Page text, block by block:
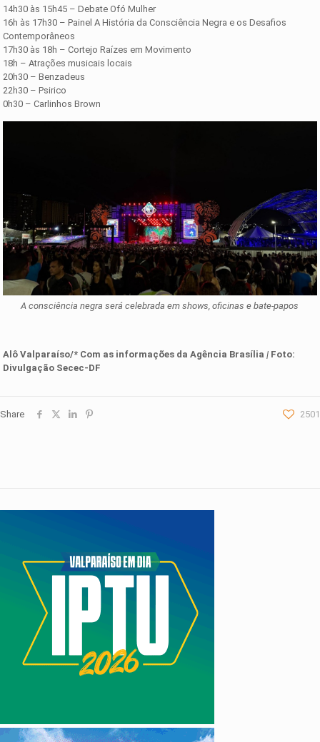
14h30 às 15h45 – Debate Ofó Mulher
16h às 17h30 – Painel A História da Consciência Negra e os Desafios
Contemporâneos
17h30 às 18h – Cortejo Raízes em Movimento
18h – Atrações musicais locais
20h30 – Benzadeus
22h30 – Psirico
0h30 – Carlinhos Brown
A consciência negra será celebrada em shows, oficinas e bate-papos
Alô Valparaíso/* Com as informações d aAgência Brasília | Foto:
Divulgação Secec-DF
Share 2501